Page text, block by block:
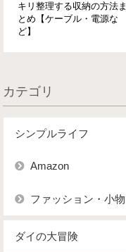
キリ整理する収納の方法ま
とめ【ケーブル・電源な
ど】
カテゴリ
シンプルライフ
Amazon
ファッション・小物
ダイの大冒険